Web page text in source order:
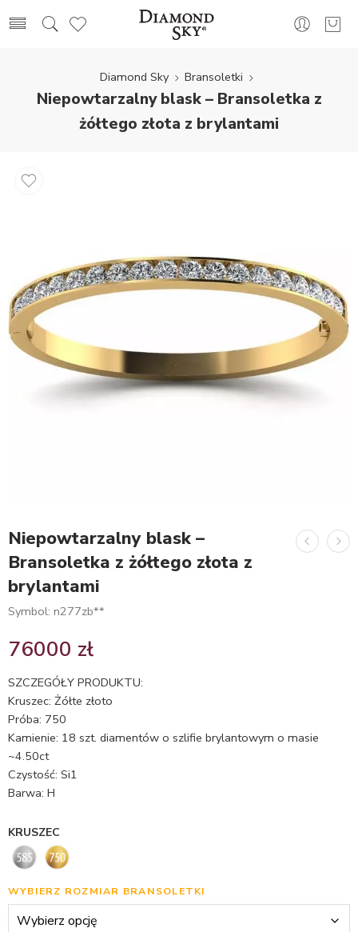
Diamond Sky Bransoletki
Niepowtarzalny blask – Bransoletka z
żółtego złota z brylantami
Niepowtarzalny blask –
Bransoletka z żółtego złota z
brylantami
Symbol: n277zb**
76000 zł
SZCZEGÓŁY PRODUKTU:
Kruszec: Żółte złoto
Próba: 750
Kamienie: 18 szt. diamentów o szlifie brylantowym o masie
~4.50ct
Czystość: Si1
Barwa: H
KRUSZEC
WYBIERZ ROZMIAR BRANSOLETKI